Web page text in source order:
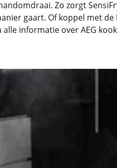
Zo zorgt
gaart. Of koppel met de
informatie over AEG